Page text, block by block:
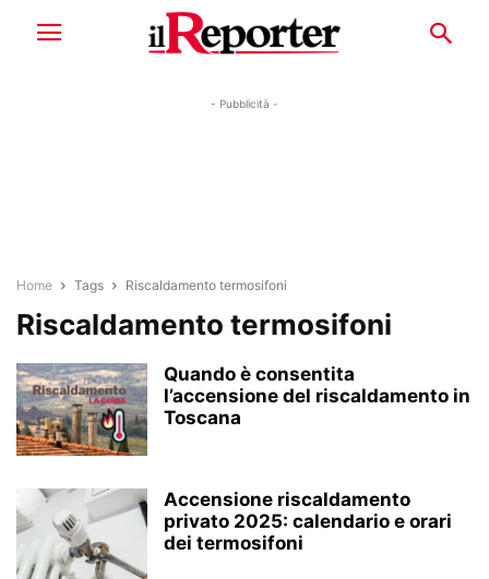
- Pubblicità -
Home Tags Riscaldamento termosifoni
Riscaldamento termosifoni
Quando è consentita
l’accensione del riscaldamento in
Toscana
Accensione riscaldamento
privato 2025: calendario e orari
dei termosifoni